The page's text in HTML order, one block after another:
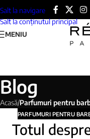
Salt la navigare
Salt la conținutul principal
MENIU
Blog
Acasă/Parfumuri pentru
PARFUMURI PENTRU
Totul